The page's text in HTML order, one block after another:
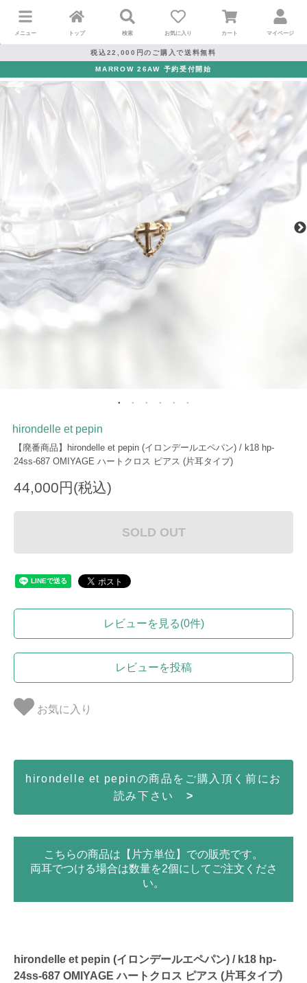
メニュー トップ 検索 お気に入り カート マイページ
税込22,000円のご購入で送料無料
MARROW 26AW 予約受付開始
hirondelle et pepin
【廃番商品】hirondelle et pepin (イロンデールエペパン) / k18 hp-
24ss-687 OMIYAGE ハートクロス ピアス (片耳タイプ)
44,000円(税込)
SOLD OUT
レビューを見る(0件)
レビューを投稿
お気に入り
hirondelle et pepinの商品をご購入頂く前にお
読み下さい >
こちらの商品は【片方単位】での販売です。
両耳でつける場合は数量を2個にしてご注文くださ
い。
hirondelle et pepin (イロンデールエペパン) / k18 hp-
24ss-687 OMIYAGE ハートクロス ピアス (片耳タイプ)